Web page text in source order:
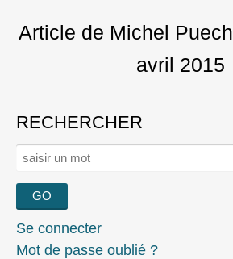
Article de Michel Puech
avril 2015
RECHERCHER
Rechercher :
Se connecter
Mot de passe oublié ?